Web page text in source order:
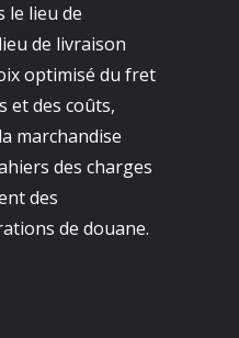
le lieu de
de livraison
optimisé du fret
et des coûts,
marchandise
des charges
des
de douane.